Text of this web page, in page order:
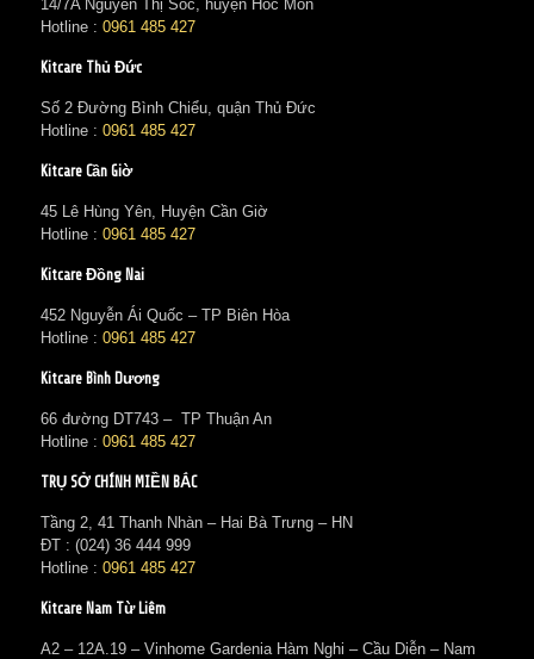
14/7A Nguyễn Thị Sóc, huyện Hóc Môn
Hotline : 0961 485 427
Kitcare Thủ Đức
Số 2 Đường Bình Chiểu, quận Thủ Đức
Hotline : 0961 485 427
Kitcare Cần Giờ
45 Lê Hùng Yên, Huyện Cần Giờ
Hotline : 0961 485 427
Kitcare Đồng Nai
452 Nguyễn Ái Quốc – TP Biên Hòa
Hotline : 0961 485 427
Kitcare Bình Dương
66 đường DT743 – TP Thuận An
Hotline : 0961 485 427
TRỤ SỞ CHÍNH MIỀN BẮC
Tầng 2, 41 Thanh Nhàn – Hai Bà Trưng – HN
ĐT : (024) 36 444 999
Hotline : 0961 485 427
Kitcare Nam Từ Liêm
A2 – 12A.19 – Vinhome Gardenia Hàm Nghi – Cầu Diễn – Nam